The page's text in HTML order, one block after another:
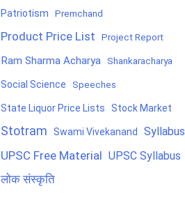
Patriotism Premchand
Product Price List Project Report
Ram Sharma Acharya Shankaracharya
Social Science Speeches
State Liquor Price Lists Stock Market
Stotram Swami Vivekanand Syllabus
UPSC Free Material UPSC Syllabus
लोक संस्कृति